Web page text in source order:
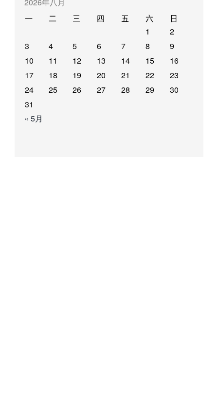
一 二 三 四 五 六 日
1
2
3
4 5 6 7 8
9
10
11 12 13 14 15
16
17
18 19 20 21 22
23
24
25 26 27 28 29
30
31
« 5月